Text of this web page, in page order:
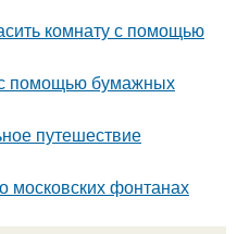
комнату с помощью
с помощью бумажных
путешествие
московских фонтанах